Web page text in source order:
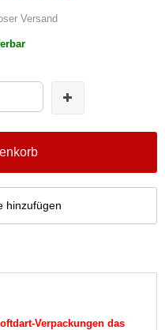
Versand
hinzufügen
Verpackungen das